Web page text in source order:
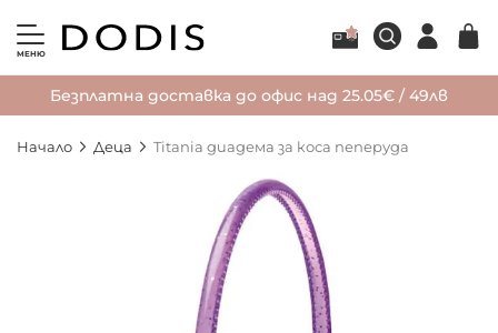
МЕНЮ
Безплатна доставка до офис над 25.05€ / 49лв
Начало Деца Titania диадема за коса пеперуда